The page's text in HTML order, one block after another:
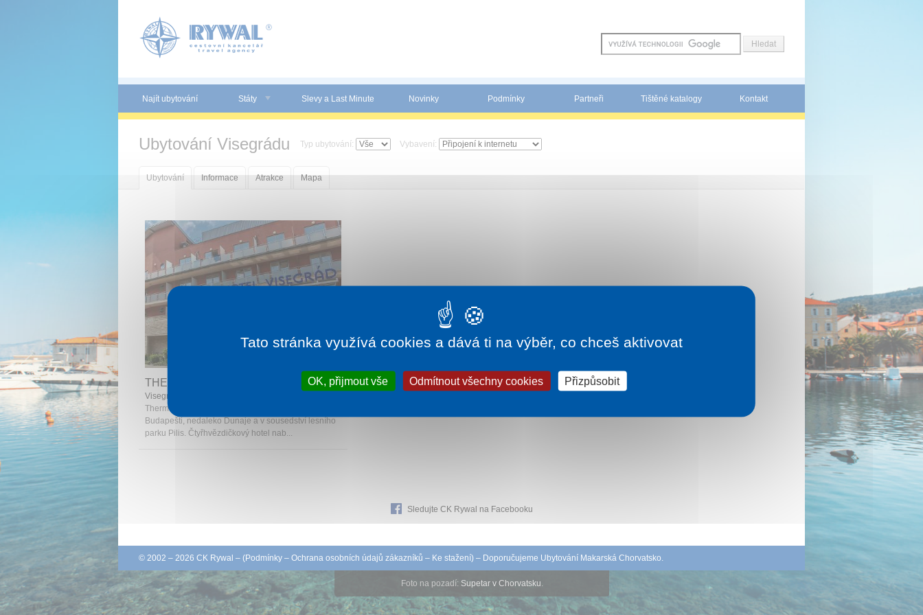
Najít ubytování Státy Slevy a Last Minute Novinky Podmínky Partneři Tištěné katalogy Kontakt
Ubytování Visegrádu Typ ubytování: Vybavení:
Ubytování Informace Atrakce Mapa
THERMAL HOTEL VISEGRÁD
Visegrád
Thermal hotel Visegrád se nachází cca 40 km od
Budapešti, nedaleko Dunaje a v sousedství lesního
parku Pilis. Čtyřhvězdičkový hotel nab...
Sledujte CK Rywal na Facebooku
© 2002 – 2026 CK Rywal – (Podmínky – Ochrana osobních údajů zákazníků – Ke stažení) – Doporučujeme Ubytování Makarská Chorvatsko.
Foto na pozadí: Supetar v Chorvatsku.
Tato stránka využívá cookies a dává ti na výběr, co chceš aktivovat
OK, přijmout vše Odmítnout všechny cookies Přizpůsobit